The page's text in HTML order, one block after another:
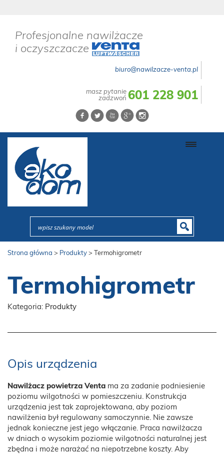
Profesjonalne nawilżacze
i oczyszczacze
biuro@nawilzacze-venta.pl
masz pytanie
zadzwoń 601 228 901
Toggle
Strona główna > Produkty > Termohigrometr
Termohigrometr
Kategoria: Produkty
Opis urządzenia
Nawilżacz powietrza Venta ma za zadanie podniesienie
poziomu wilgotności w pomieszczeniu. Konstrukcja
urządzenia jest tak zaprojektowana, aby poziom
nawilżenia był regulowany samoczynnie. Nie zawsze
jednak konieczne jest jego włączanie. Praca nawilżacza
w dniach o wysokim poziomie wilgotności naturalnej jest
zbędna i może narażać na niepotrzebne koszty. Aby